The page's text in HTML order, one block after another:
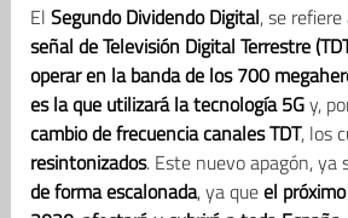
El Segundo Dividendo Digital, se
señal de Televisión Digital Terrestre
operar en la banda de los 700
es la que utilizará la tecnología 5Gy,
cambio de frecuencia canales TDT, los
resintonizados. Este nuevo apagón, ya
de forma escalonada, ya queel